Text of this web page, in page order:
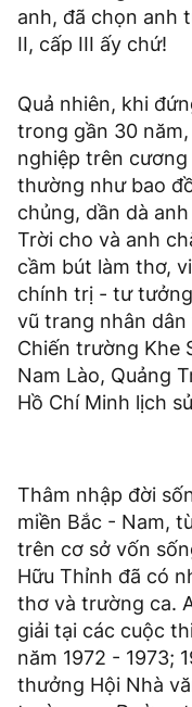
anh, đã chọn anh
II, cấp III ấy chứ!
Quả nhiên, khi
trong gần 30
nghiệp trên
thường như bao
chủng, dần dà
Trời cho và anh
cầm bút làm thơ,
chính trị - tư
vũ trang nhân
Chiến trường Khe
Nam Lào, Quảng
Hồ Chí Minh lịch
Thâm nhập đời
miền Bắc - Nam,
trên cơ sở vốn
Hữu Thỉnh đã có
thơ và trường ca.
giải tại các cuộc
năm 1972 - 1973;
thưởng Hội Nhà